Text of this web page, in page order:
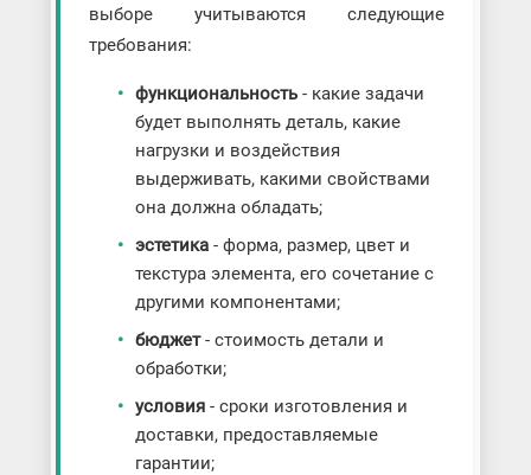
выборе учитываются следующие
требования:
функциональность- какие задачи
будет выполнять деталь, какие
нагрузки и воздействия
выдерживать, какими свойствами
она должна обладать;
эстетика- форма, размер, цвет и
текстура элемента, его сочетание с
другими компонентами;
бюджет- стоимость детали и
обработки;
условия- сроки изготовления и
доставки, предоставляемые
гарантии;